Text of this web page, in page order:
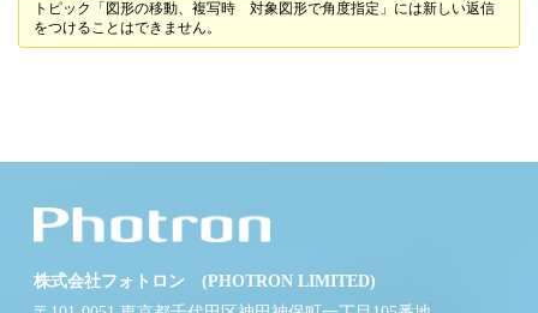
トピック「図形の移動、複写時 対象図形で角度指定」には新しい返信
をつけることはできません。
株式会社フォトロン (PHOTRON LIMITED)